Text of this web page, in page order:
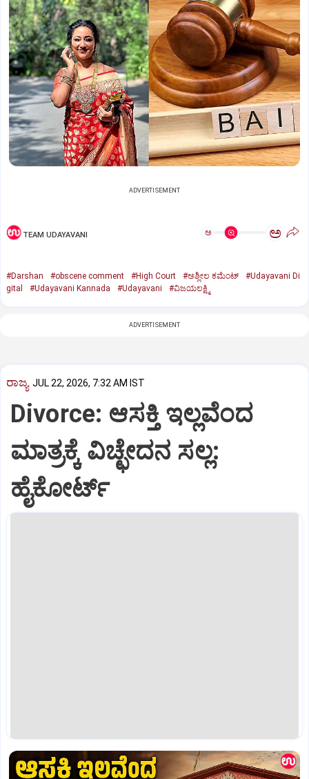
ADVERTISEMENT
TEAM UDAYAVANI ಅ ಅ
#Darshan #obscene comment #High Court #ಅಶ್ಲೀಲ ಕಮೆಂಟ್‌
#Udayavani Di
gital
#Udayavani Kannada #Udayavani #ವಿಜಯಲಕ್ಷ್ಮಿ
ADVERTISEMENT
ರಾಜ್ಯ JUL 22, 2026, 7:32 AM IST
Divorce: ಆಸಕ್ತಿ ಇಲ್ಲವೆಂದ
ಮಾತ್ರಕ್ಕೆ ವಿಚ್ಛೇದನ ಸಲ್ಲ:
ಹೈಕೋರ್ಟ್‌